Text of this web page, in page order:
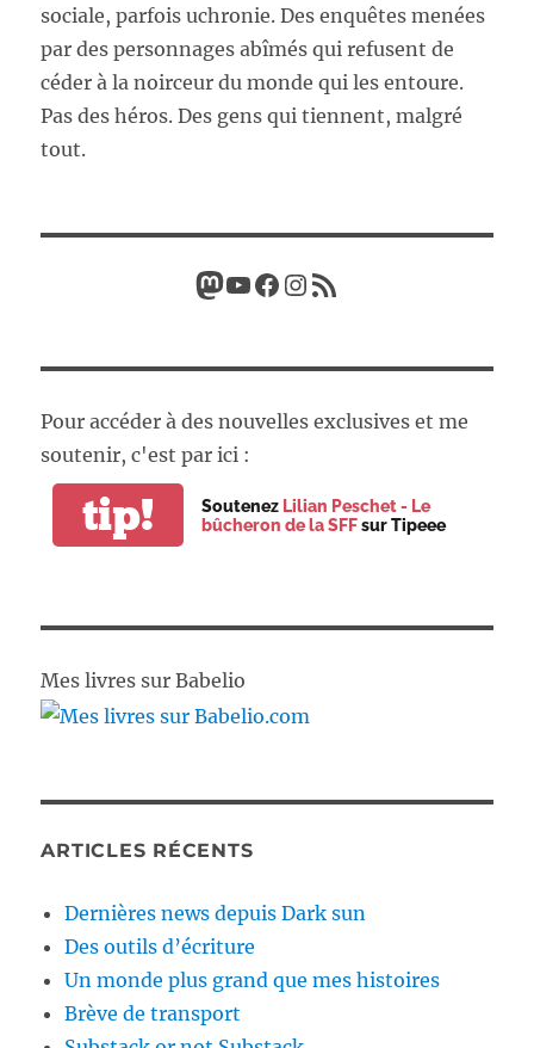
sociale, parfois uchronie. Des enquêtes menées
par des personnages abîmés qui refusent de
céder à la noirceur du monde qui les entoure.
Pas des héros. Des gens qui tiennent, malgré
tout.
Mastodon
YouTube
Facebook
Instagram
Flux RSS
Pour accéder à des nouvelles exclusives et me
soutenir, c'est par ici :
tip! Soutenez Lilian Peschet - Le
bûcheron de la SFFsur Tipeee
Mes livres sur Babelio
ARTICLES RÉCENTS
Dernières news depuis Dark sun
Des outils d’écriture
Un monde plus grand que mes histoires
Brève de transport